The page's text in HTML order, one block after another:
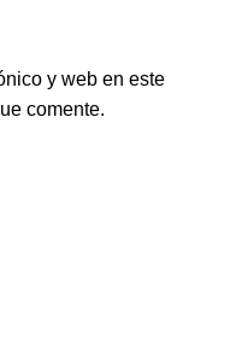
y web en este
comente.